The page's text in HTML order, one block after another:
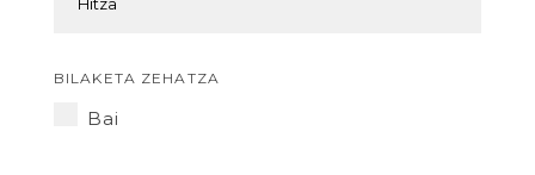
BILAKETA ZEHATZA
Bai